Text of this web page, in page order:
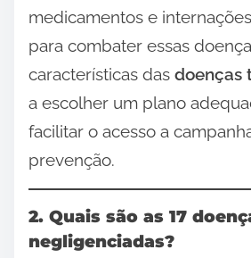
medicamentos e
para combater essas
características das doenças
a escolher um plano
facilitar o acesso a
prevenção.
2. Quais são as 17
negligenciadas?